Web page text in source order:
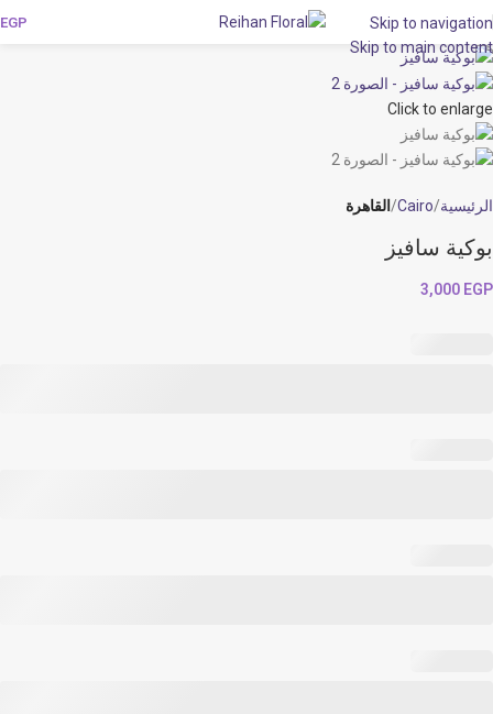
Skip to navigation
Skip to main content
EGP
Click to enlarge
الرئيسية Cairo القاهرة
بوكية سافيز
3,000 EGP